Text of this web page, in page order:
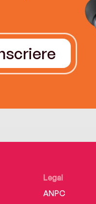
Legal
ANPC